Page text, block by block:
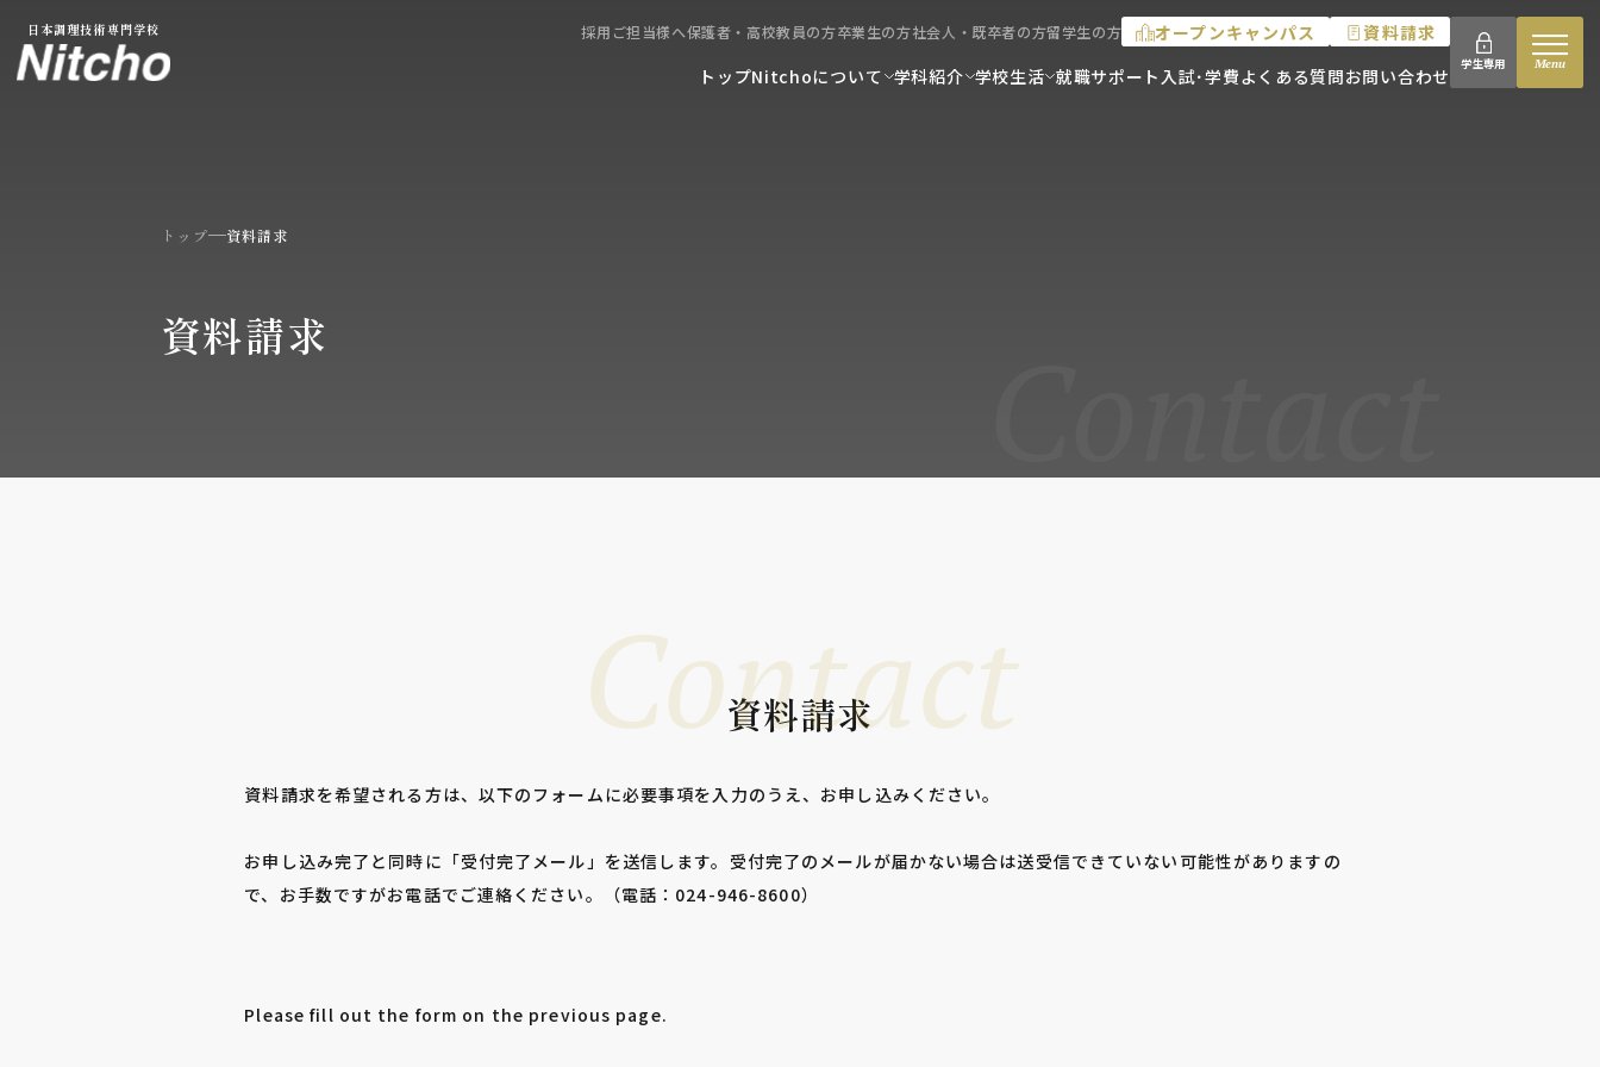
日本調理技術専門学校 採用ご担当様へ保護者・高校教員の方卒業生の方社会人・既卒者の方留学生の方 オープンキャンパス
資料請求
トップNitchoについて 学科紹介 学校生活 就職サポート 入試･学費よくある質問お問い合わせ
学生専用 Menu
トップ 資料請求
資料請求
Contact
資料請求
資料請求を希望される方は、以下のフォームに必要事項を入力のうえ、お申し込みください。
お申し込み完了と同時に「受付完了メール」を送信します。受付完了のメールが届かない場合は送受信できていない可能性がありますの
で、お手数ですがお電話でご連絡ください。（電話：024-946-8600）
Please fill out the form on the previous page.